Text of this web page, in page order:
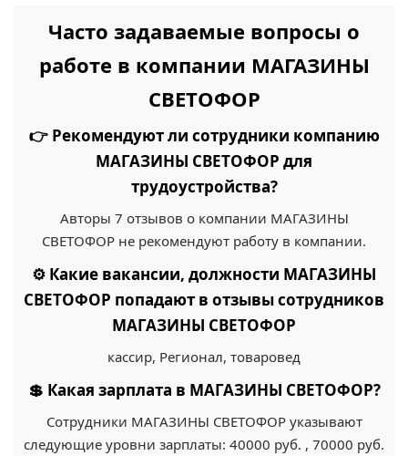
Часто задаваемые вопросы о
работе в компании МАГАЗИНЫ
СВЕТОФОР
👉 Рекомендуют ли сотрудники компанию
МАГАЗИНЫ СВЕТОФОР для
трудоустройства?
Авторы 7 отзывов о компании МАГАЗИНЫ
СВЕТОФОР не рекомендуют работу в компании.
⚙️ Какие вакансии, должности МАГАЗИНЫ
СВЕТОФОР попадают в отзывы сотрудников
МАГАЗИНЫ СВЕТОФОР
кассир, Регионал, товаровед
💲 Какая зарплата в МАГАЗИНЫ СВЕТОФОР?
Сотрудники МАГАЗИНЫ СВЕТОФОР указывают
следующие уровни зарплаты: 40000 руб. , 70000 руб.